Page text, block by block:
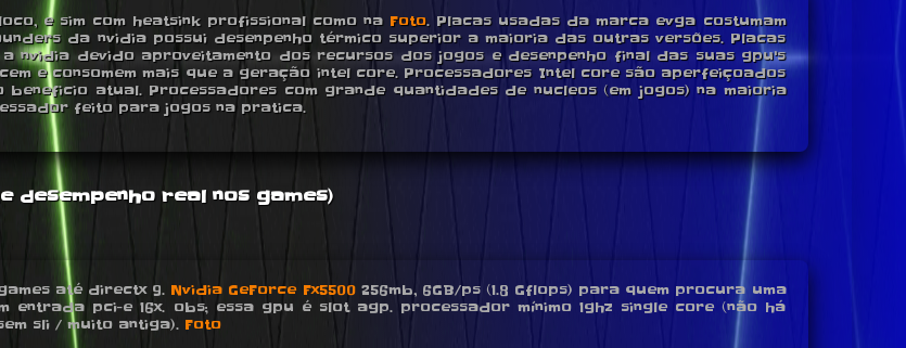
e sim com heatsink profissional como na Foto. Placas usadas da marca evga costumam
da nvidia possui desenpenho térmico superior a maioria das outras versões. Placas
nvidia devido aproveitamento dos recursos dos jogos e desenpenho final das suas gpu's
e consomem mais que a geração intel core. Processadores Intel core são aperfeiçoados
atual. Processadores com grande quantidades de nucleos (em jogos) na maioria
feito para jogos na pratica.
desempenho real nos games)
até directx 9. Nvidia GeForce Fx5500256mb, 6GB/ps (1.8 Gflops) para quem procura uma
pci-e 16x. obs; essa gpu é slot agp. processador mínimo 1ghz single core (não há
sli / muito antiga). Foto